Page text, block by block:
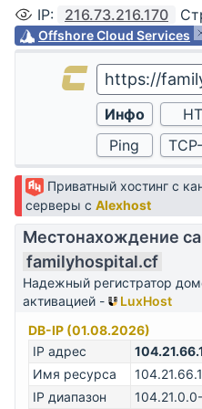
IP: 216.73.216.170
Offshore Cloud Services
Приватный хостинг с
серверы с Alexhost
Местонахождение
familyhospital.cf
Надежный регистратор
активацией -
LuxHost
DB-IP (01.08.2026)
IP адрес
Имя ресурса
IP диапазон